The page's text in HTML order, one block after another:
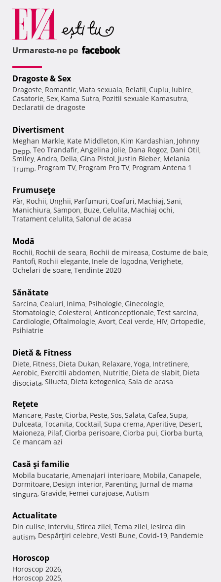
Urmareste-ne pe
Dragoste & Sex
Dragoste, Romantic, Viata sexuala, Relatii, Cuplu, Iubire,
Casatorie, Sex, Kama Sutra, Pozitii sexuale Kamasutra,
Declaratii de dragoste
Divertisment
Meghan Markle, Kate Middleton, Kim Kardashian, Johnny
Depp, Teo Trandafir, Angelina Jolie, Dana Rogoz, Dani Otil,
Smiley, Andra, Delia, Gina Pistol, Justin Bieber, Melania
Trump, Program TV, Program Pro TV, Program Antena 1
Frumuseţe
Păr, Rochii, Unghii, Parfumuri, Coafuri, Machiaj, Sani,
Manichiura, Sampon, Buze, Celulita, Machiaj ochi,
Tratament celulita, Salonul de acasa
Modă
Rochii, Rochii de seara, Rochii de mireasa, Costume de baie,
Pantofi, Rochii elegante, Inele de logodna, Verighete,
Ochelari de soare, Tendinte 2020
Sănătate
Sarcina, Ceaiuri, Inima, Psihologie, Ginecologie,
Stomatologie, Colesterol, Anticonceptionale, Test sarcina,
Cardiologie, Oftalmologie, Avort, Ceai verde, HIV, Ortopedie,
Psihiatrie
Dietă & Fitness
Diete, Fitness, Dieta Dukan, Relaxare, Yoga, Intretinere,
Aerobic, Exercitii abdomen, Nutritie, Dieta de slabit, Dieta
disociata, Silueta, Dieta ketogenica, Sala de acasa
Reţete
Mancare, Paste, Ciorba, Peste, Sos, Salata, Cafea, Supa,
Dulceata, Tocanita, Cocktail, Supa crema, Aperitive, Desert,
Maioneza, Pilaf, Ciorba perisoare, Ciorba pui, Ciorba burta,
Ce mancam azi
Casă şi familie
Mobila bucatarie, Amenajari interioare, Mobila, Canapele,
Dormitoare, Design interior, Parenting, Jurnal de mama
singura, Gravide, Femei curajoase, Autism
Actualitate
Din culise, Interviu, Stirea zilei, Tema zilei, Iesirea din
autism, Despărţiri celebre, Vesti Bune, Covid-19, Pandemie
Horoscop
Horoscop 2026,
Horoscop 2025,